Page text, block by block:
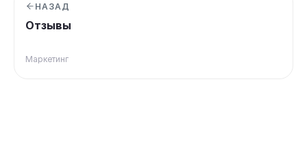
НАЗАД
Отзывы
Маркетинг